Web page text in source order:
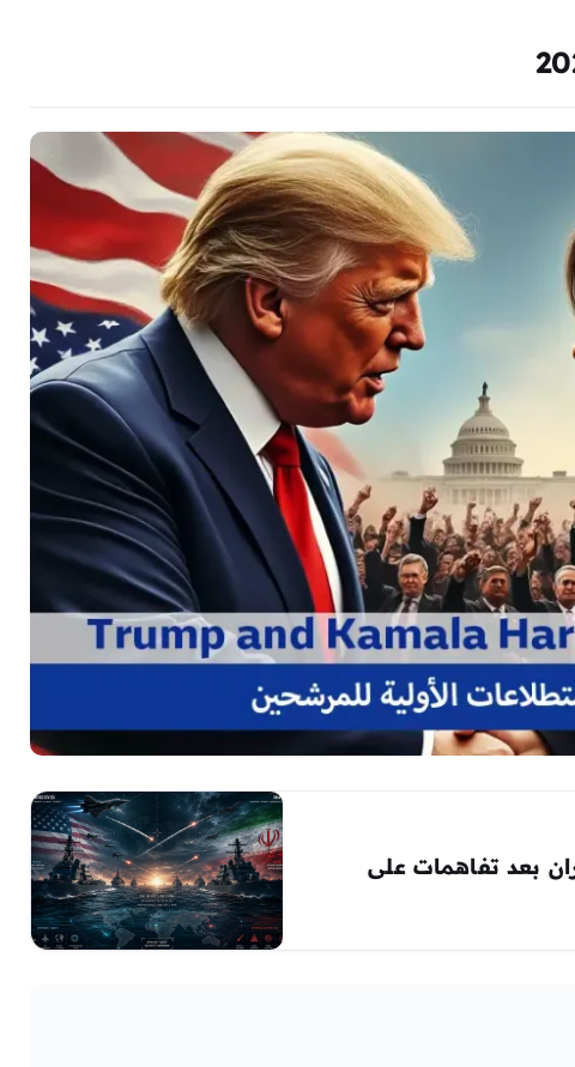
بعد تفاهمات على